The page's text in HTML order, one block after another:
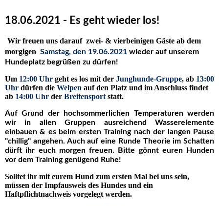
18.06.2021 - Es geht wieder los!
Wir freuen uns darauf zwei- & vierbeinigen Gäste ab dem
morgigen Samstag, den 19.06.2021 wieder auf unserem
Hundeplatz begrüßen zu dürfen!
Um 12:00 Uhr geht es los mit der Junghunde-Gruppe, ab 13:00
Uhr dürfen die Welpen auf den Platz und im Anschluss findet
ab 14:00 Uhr der Breitensport statt.
Auf Grund der hochsommerlichen Temperaturen werden
wir in allen Gruppen ausreichend Wasserelemente
einbauen & es beim ersten Training nach der langen Pause
"chillig" angehen. Auch auf eine Runde Theorie im Schatten
dürft ihr euch morgen freuen.
Bitte gönnt euren Hunden
vor dem Training genügend Ruhe!
Solltet ihr mit eurem Hund zum ersten Mal bei uns sein,
müssen der Impfausweis des Hundes und ein
Haftpflichtnachweis vorgelegt werden.